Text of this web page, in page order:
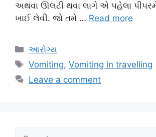
અથવા ઊલટી થવા લાગે એ પહેલા
ખાઈ લેવી. જો તમે … Read more
Categories
આરોગ્ય
Tags
Vomiting,Vomiting in travelling
Leave a comment
Search